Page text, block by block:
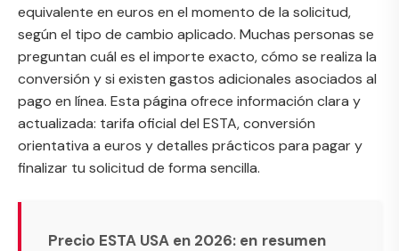
equivalente en euros en el momento de la solicitud,
según el tipo de cambio aplicado. Muchas personas se
preguntan cuál es el importe exacto, cómo se realiza la
conversión y si existen gastos adicionales asociados al
pago en línea. Esta página ofrece información clara y
actualizada: tarifa oficial del ESTA, conversión
orientativa a euros y detalles prácticos para pagar y
finalizar tu solicitud de forma sencilla.
Precio ESTA USA en 2026: en resumen